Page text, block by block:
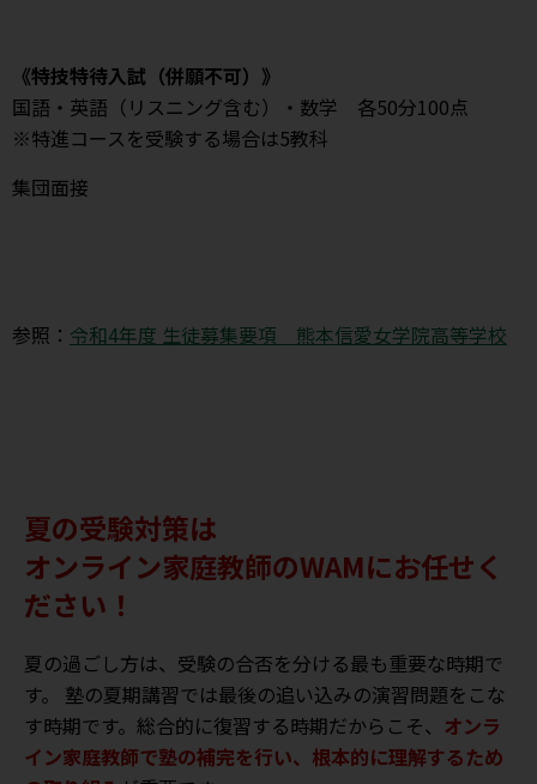
《特技特待入試（併願不可）》
国語・英語（リスニング含む）・数学 各50分100点
※特進コースを受験する場合は5教科
集団面接
参照： 令和4年度 生徒募集要項 熊本信愛女学院高等学校
夏の受験対策は
オンライン家庭教師のWAMにお任せく
ださい！
夏の過ごし方は、受験の合否を分ける最も重要な時期で
す。 塾の夏期講習では最後の追い込みの演習問題をこな
す時期です。総合的に復習する時期だからこそ、 オンラ
イン家庭教師で塾の補完を行い、根本的に理解するため